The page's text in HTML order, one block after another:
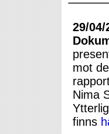
29/04/
mot
Nima
finns